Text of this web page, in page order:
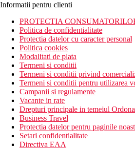
Informatii pentru clienti
PROTECTIA
Politica de confidentialitate
Protectia datelor cu caracter personal
Politica cookies
Modalitati de plata
Termeni si conditii
Termeni si conditii privind
Termeni si conditii pentru utilizarea
Campanii si regulamente
Vacante in rate
Drepturi principale in temeiul
Business Travel
Protectia datelor pentru paginile
Setari confidentialitate
Directiva EAA